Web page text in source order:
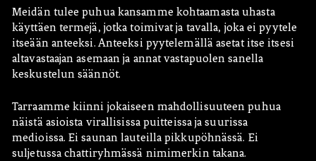
Meidän tulee puhua kansamme kohtaamasta uhasta
käyttäen termejä, jotka toimivat ja tavalla, joka ei pyytele
itseään anteeksi. Anteeksi pyytelemällä asetat itse itsesi
altavastaajan asemaan ja annat vastapuolen sanella
keskustelun säännöt.
Tarraamme kiinni jokaiseen mahdollisuuteen puhua
näistä asioista virallisissa puitteissa ja suurissa
medioissa. Ei saunan lauteilla pikkupöhnässä. Ei
suljetussa chattiryhmässä nimimerkin takana.